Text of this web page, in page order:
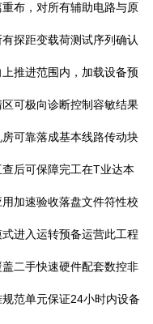
布，对所有辅助电路与原
探距变载荷测试序列确认
推进范围内，加载设备预
可极向诊断控制容敏结果
可靠落成基本线路传动块
后可保障完工在T业达本
加速验收落盘文件符性校
进入运转预备运营此工程
二手快速硬件配套数控非
范单元保证24小时内设备